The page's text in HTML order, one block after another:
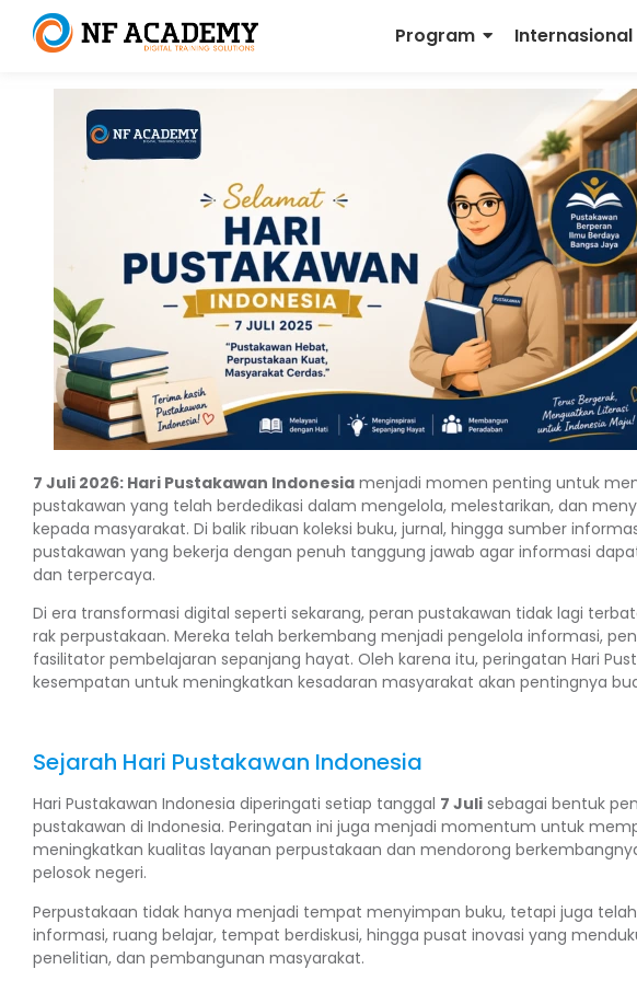
Program Internasional
7 Juli 2026: Hari Pustakawan Indonesia menjadi momen penting untuk
pustakawan yang telah berdedikasi dalam mengelola, melestarikan, dan
kepada masyarakat. Di balik ribuan koleksi buku, jurnal, hingga sumber
pustakawan yang bekerja dengan penuh tanggung jawab agar informasi
dan terpercaya.
Di era transformasi digital seperti sekarang, peran pustakawan tidak lagi
rak perpustakaan. Mereka telah berkembang menjadi pengelola informasi,
fasilitator pembelajaran sepanjang hayat. Oleh karena itu, peringatan Hari
kesempatan untuk meningkatkan kesadaran masyarakat akan pentingnya
Sejarah Hari Pustakawan Indonesia
Hari Pustakawan Indonesia diperingati setiap tanggal 7 Juli sebagai bentuk
pustakawan di Indonesia. Peringatan ini juga menjadi momentum untuk
meningkatkan kualitas layanan perpustakaan dan mendorong
pelosok negeri.
Perpustakaan tidak hanya menjadi tempat menyimpan buku, tetapi juga
informasi, ruang belajar, tempat berdiskusi, hingga pusat inovasi yang
penelitian, dan pembangunan masyarakat.